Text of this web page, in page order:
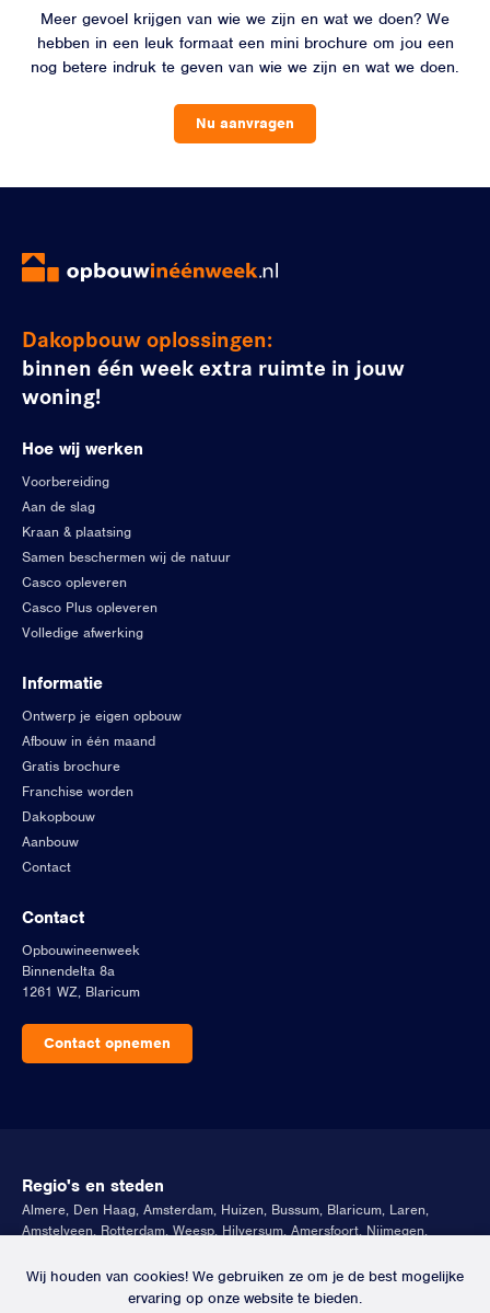
Wij houden van cookies! We gebruiken ze om je de best mogelijke
ervaring op onze website te bieden.
Meer gevoel krijgen van wie we zijn en wat we doen? We
hebben in een leuk formaat een mini brochure om jou een
nog betere indruk te geven van wie we zijn en wat we doen.
Nu aanvragen
Dakopbouw oplossingen:
binnen één week extra ruimte in jouw
woning!
Hoe wij werken
Voorbereiding
Aan de slag
Kraan & plaatsing
Samen beschermen wij de natuur
Casco opleveren
Casco Plus opleveren
Volledige afwerking
Informatie
Ontwerp je eigen opbouw
Afbouw in één maand
Gratis brochure
Franchise worden
Dakopbouw
Aanbouw
Contact
Contact
Opbouwineenweek
Binnendelta 8a
1261 WZ, Blaricum
Contact opnemen
Regio's en steden
Almere, Den Haag, Amsterdam, Huizen, Bussum, Blaricum, Laren,
Amstelveen, Rotterdam, Weesp, Hilversum, Amersfoort, Nijmegen,